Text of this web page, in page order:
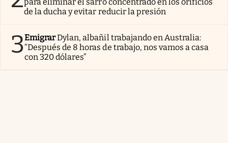
de la ducha y evitar reducir la presión
3EmigrarDylan, albañil trabajando en Australia:
“Después de 8 horas de trabajo, nos vamos a casa
con 320 dólares”